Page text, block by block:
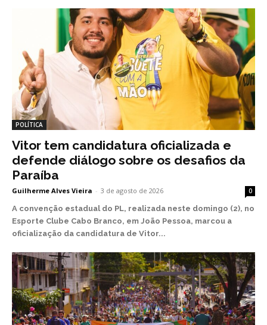
POLÍTICA
Vitor tem candidatura oficializada e
defende diálogo sobre os desafios da
Paraíba
Guilherme Alves Vieira - 3 de agosto de 2026 0
A convenção estadual do PL, realizada neste domingo (2), no
Esporte Clube Cabo Branco, em João Pessoa, marcou a
oficialização da candidatura de Vitor...